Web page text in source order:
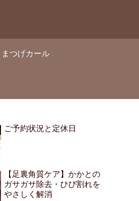
つげカール
ご予約状況と定休日
【足裏角質ケア】かかとの
ガサガサ除去・ひび割れを
やさしく解消